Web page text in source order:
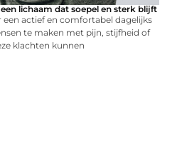
lichaam dat soepel en sterk blijft
een actief en comfortabel dagelijks
te maken met pijn, stijfheid of
klachten kunnen